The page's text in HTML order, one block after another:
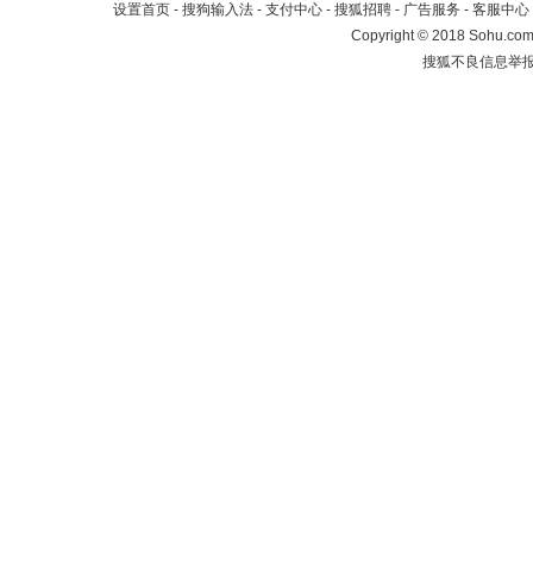
设置首页 - 搜狗输入法 - 支付中心 - 搜狐招聘 - 广告服务 - 客服中心
Copyright©2018
搜狐不良信息举